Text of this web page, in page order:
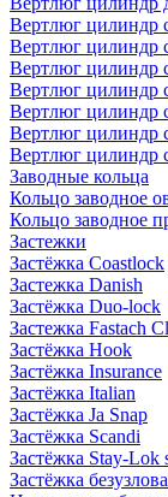
Вертлюг цилиндр
Вертлюг цилиндр
Вертлюг цилиндр
Вертлюг цилиндр
Вертлюг цилиндр
Вертлюг цилиндр
Вертлюг цилиндр
Заводные кольца
Кольцо заводное
Кольцо заводное
Застежки
Застёжка Coastlock
Застежка Danish
Застёжка Duo-lock
Застежка Fastach
Застёжка Hook
Застёжка Insurance
Застёжка Italian
Застёжка Ja Snap
Застёжка Scandi
Застёжка Stay-Lok
Застёжка